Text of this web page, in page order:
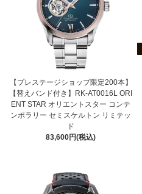
【プレステージショップ限定200本】
【替えバンド付き】RK-AT0016L ORI
ENT STAR オリエントスター コンテ
ンポラリー セミスケルトン リミテッ
ド
83,600円(税込)